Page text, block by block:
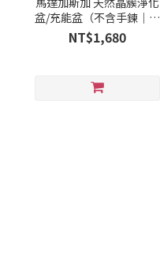
盆/充能盆（不含手鍊｜手
鍊為示意）
NT$1,680